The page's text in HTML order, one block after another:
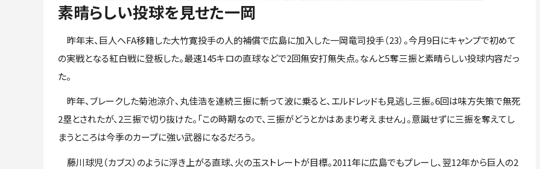
素晴らしい投球を見せた一岡
昨年末、巨人へFA移籍した大竹寛投手の人的補償で広島に加入した一岡竜司投手（23）。今月9日にキャンプで初めて
の実戦となる紅白戦に登板した。最速145キロの直球などで2回無安打無失点。なんと5奪三振と素晴らしい投球内容だっ
た。
昨年、ブレークした菊池涼介、丸佳浩を連続三振に斬って波に乗ると、エルドレッドも見逃し三振。6回は味方失策で無死
2塁とされたが、2三振で切り抜けた。「この時期なので、三振がどうとかはあまり考えません」。意識せずに三振を奪えてし
まうところは今季のカープに強い武器になるだろう。
藤川球児（カブス）のように浮き上がる直球、火の玉ストレートが目標。2011年に広島でもプレーし、翌12年から巨人の2